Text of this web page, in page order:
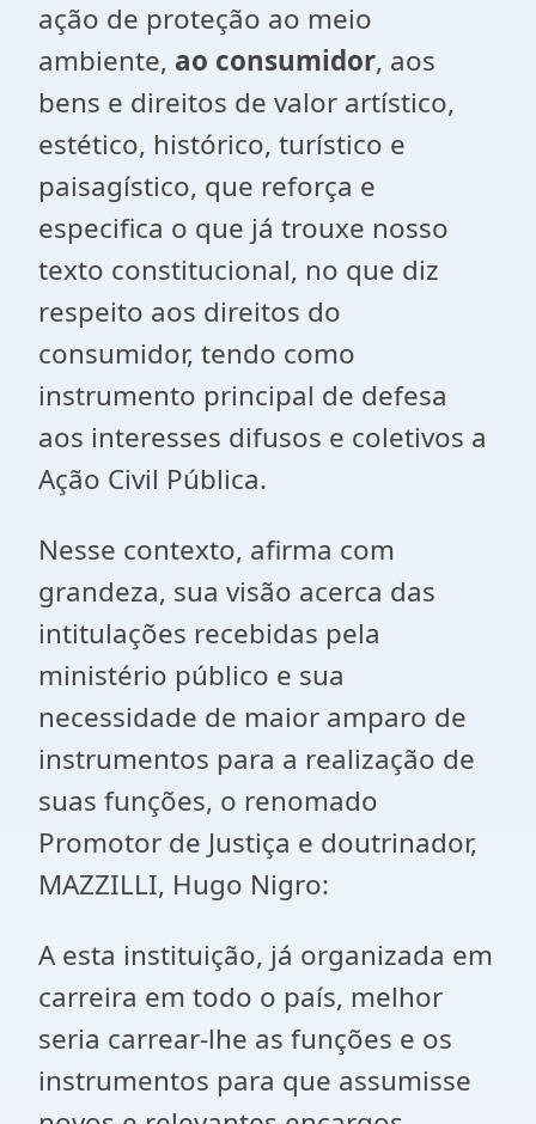
ação de proteção ao meio
ambiente, ao consumidor, aos
bens e direitos de valor artístico,
estético, histórico, turístico e
paisagístico, que reforça e
especifica o que já trouxe nosso
texto constitucional, no que diz
respeito aos direitos do
consumidor, tendo como
instrumento principal de defesa
aos interesses difusos e coletivos a
Ação Civil Pública.
Nesse contexto, afirma com
grandeza, sua visão acerca das
intitulações recebidas pela
ministério público e sua
necessidade de maior amparo de
instrumentos para a realização de
suas funções, o renomado
Promotor de Justiça e doutrinador,
MAZZILLI, Hugo Nigro:
A esta instituição, já organizada em
carreira em todo o país, melhor
seria carrear-lhe as funções e os
instrumentos para que assumisse